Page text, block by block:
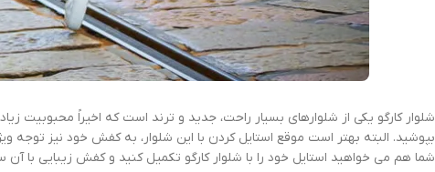
شلوار کارگو یکی از شلوارهای بسیار راحت، جدید و ترند است که اخیراً محبوبیت
بپوشید. البته بهتر است موقع استایل کردن با این شلوار، به کفش خود نیز
شما هم می خواهید استایل خود را با شلوار کارگو تکمیل کنید و کفش زیبایی با آن